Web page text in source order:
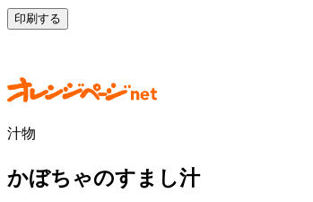
印刷する
汁物
かぼちゃのすまし汁